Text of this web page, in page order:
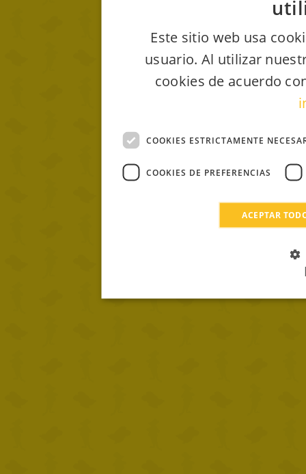
Este sitio web usa
usuario. Al utilizar
cookies de acuerdo
COOKIES ESTRICTAMENTE
COOKIES DE PREFERENCIAS
ACEPTAR